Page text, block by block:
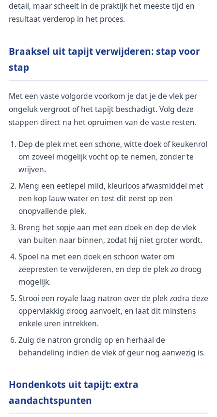
detail, maar scheelt in de praktijk het meeste tijd en
resultaat verderop in het proces.
Braaksel uit tapijt verwijderen: stap voor
stap
Met een vaste volgorde voorkom je dat je de vlek per
ongeluk vergroot of het tapijt beschadigt. Volg deze
stappen direct na het opruimen van de vaste resten.
Dep de plek met een schone, witte doek of keukenrol
om zoveel mogelijk vocht op te nemen, zonder te
wrijven.
Meng een eetlepel mild, kleurloos afwasmiddel met
een kop lauw water en test dit eerst op een
onopvallende plek.
Breng het sopje aan met een doek en dep de vlek
van buiten naar binnen, zodat hij niet groter wordt.
Spoel na met een doek en schoon water om
zeepresten te verwijderen, en dep de plek zo droog
mogelijk.
Strooi een royale laag natron over de plek zodra deze
oppervlakkig droog aanvoelt, en laat dit minstens
enkele uren intrekken.
Zuig de natron grondig op en herhaal de
behandeling indien de vlek of geur nog aanwezig is.
Hondenkots uit tapijt: extra
aandachtspunten